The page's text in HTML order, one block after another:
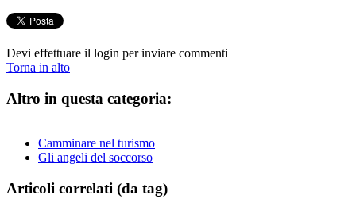
Devi effettuare il login per inviare commenti
Torna in alto
Altro in questa categoria:
Camminare nel turismo
Gli angeli del soccorso
Articoli correlati (da tag)